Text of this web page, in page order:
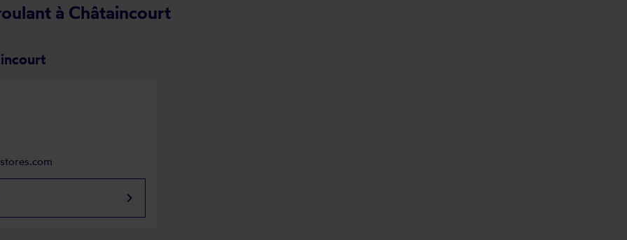
à Châtaincourt
keyboard_arrow_right